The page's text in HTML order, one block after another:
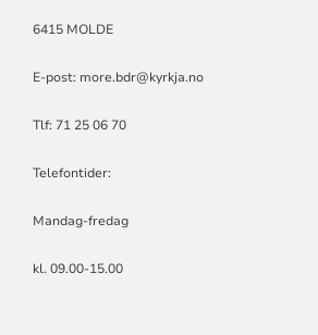
6415 MOLDE
E-post: more.bdr@kyrkja.no
Tlf: 71 25 06 70
Telefontider:
Mandag-fredag
kl. 09.00-15.00